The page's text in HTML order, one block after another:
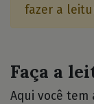
fazer a
Faça a
Aqui você